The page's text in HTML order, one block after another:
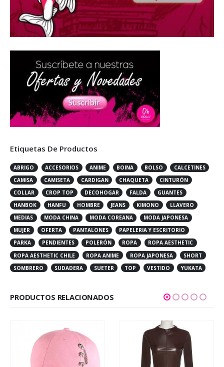
Etiquetas De Productos
ABRIGO ACCESORIOS ANIME BOINA BOLSO
CALCETINES
CAMISA
CAMISETA CARDIGAN CHAQUETA
CINTURÓN
COLLAR
CROP TOP DECOHOGAR FALDA
GUANTES
HANBOK
HANFU HOMBRE JEANS KIMONO
LLAVERO
MEDIAS
MODA CHINA MODA COREANA
MODA JAPONESA
MUJER
OFERTA PANTALONES
PAPELERIA Y ESCRITORIO
PARKA
PENDIENTES POLERÓN ROPA
ROPA AESTHETIC
ROPA AESTHETIC CHILE
ROPA ANIME ROPA JAPONESA
SHORT
SOMBRERO
SUDADERA SUETER TOP VESTIDO YUKATA
PRODUCTOS RELACIONADOS